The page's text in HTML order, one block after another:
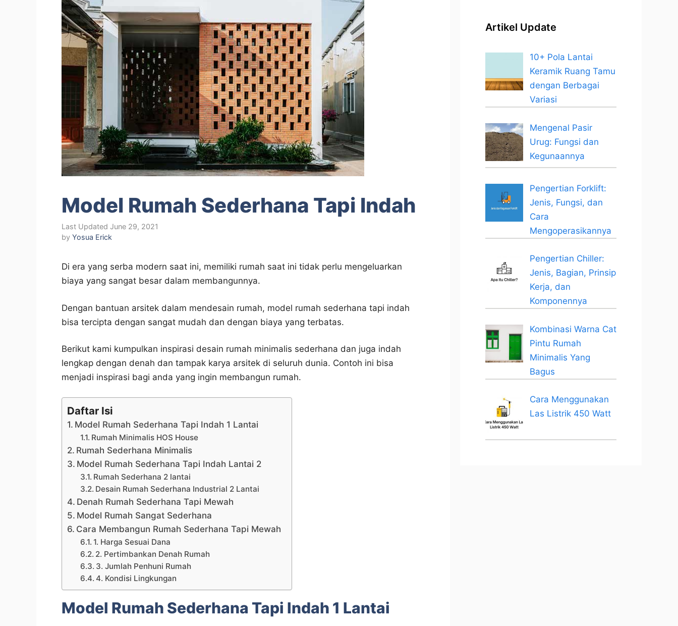
Model Rumah Sederhana Tapi Indah
June 29, 2021
by Yosua Erick
Di era yang serba modern saat ini, memiliki rumah saat ini tidak perlu mengeluarkan
biaya yang sangat besar dalam membangunnya.
Dengan bantuan arsitek dalam mendesain rumah, model rumah sederhana tapi indah
bisa tercipta dengan sangat mudah dan dengan biaya yang terbatas.
Berikut kami kumpulkan inspirasi desain rumah minimalis sederhana dan juga indah
lengkap dengan denah dan tampak karya arsitek di seluruh dunia. Contoh ini bisa
menjadi inspirasi bagi anda yang ingin membangun rumah.
Daftar Isi
Model Rumah Sederhana Tapi Indah 1 Lantai
Rumah Minimalis HOS House
Rumah Sederhana Minimalis
Model Rumah Sederhana Tapi Indah Lantai 2
Rumah Sederhana 2 lantai
Desain Rumah Sederhana Industrial 2 Lantai
Denah Rumah Sederhana Tapi Mewah
Model Rumah Sangat Sederhana
Cara Membangun Rumah Sederhana Tapi Mewah
1. Harga Sesuai Dana
2. Pertimbankan Denah Rumah
3. Jumlah Penhuni Rumah
4. Kondisi Lingkungan
Model Rumah Sederhana Tapi Indah 1 Lantai
Artikel Update
10+ Pola Lantai
Keramik Ruang Tamu
dengan Berbagai
Variasi
Mengenal Pasir
Urug: Fungsi dan
Kegunaannya
Pengertian Forklift:
Jenis, Fungsi, dan
Cara
Mengoperasikannya
Pengertian Chiller:
Jenis, Bagian, Prinsip
Kerja, dan
Komponennya
Kombinasi Warna Cat
Pintu Rumah
Minimalis Yang
Bagus
Cara Menggunakan
Las Listrik 450 Watt